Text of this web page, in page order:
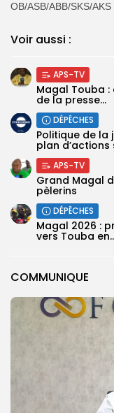
COMMUNIQUE
OB/ASB/ABB/SKS/AKS
Voir aussi :
APS-TV
Magal Touba
de la presse...
DÉPÊCHES
Politique de la
plan
APS-TV
Grand Magal
pèlerins
DÉPÊCHES
Magal 2026 :
vers Touba